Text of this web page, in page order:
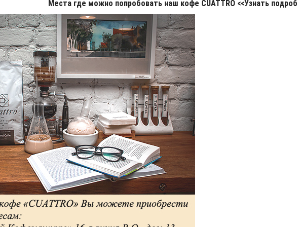
Места где можно попробовать наш кофе CUATTRO <<Узнать